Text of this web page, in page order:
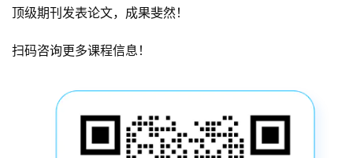
M
视
顶级期刊发表论文，成果斐然！
扫码咨询更多课程信息！